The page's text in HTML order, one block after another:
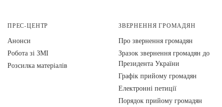
ПРЕС-ЦЕНТР
Анонси
Робота зі ЗМІ
Розсилка матеріалів
ЗВЕРНЕННЯ ГРОМАДЯН
Про звернення громадян
Зразок звернення громадян до
Президента України
Графік прийому громадян
Електронні петиції
Порядок прийому громадян